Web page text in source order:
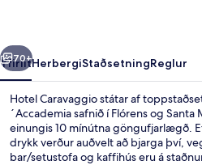
Næsta
70+
YfirlitHerbergiStaðsetningReglur
Hotel Caravaggio státar af
´Accademia safnið í Flórens og Santa
einungis 10 mínútna göngufjarlægð.
drykk verður auðvelt að bjarga því,
bar/setustofa og kaffihús eru á